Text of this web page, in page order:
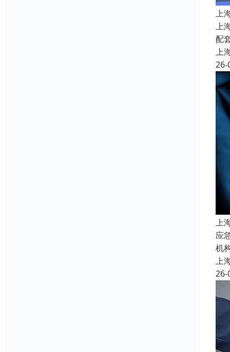
上
上
配
上
26-
上
应
机
上
26-